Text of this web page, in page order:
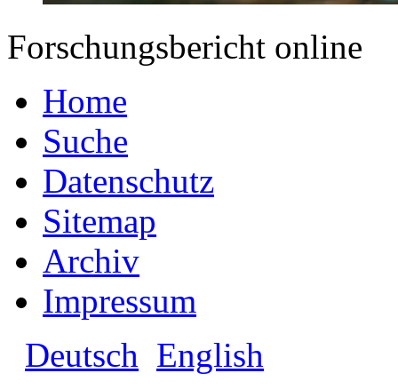
Forschungsbericht online
Home
Suche
Datenschutz
Sitemap
Archiv
Impressum
Deutsch English